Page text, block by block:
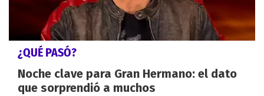
¿QUÉ PASÓ?
Noche clave para Gran Hermano: el dato
que sorprendió a muchos